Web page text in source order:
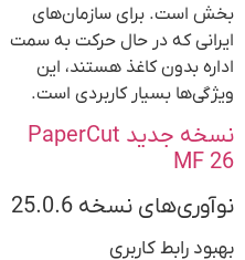
بخش است. برای سازمان‌های
ایرانی که در حال حرکت به سمت
اداره بدون کاغذ هستند، این
ویژگی‌ها بسیار کاربردی است.
نسخه جدید PaperCut
MF 26
نوآوری‌های نسخه 25.0.6
بهبود رابط کاربری